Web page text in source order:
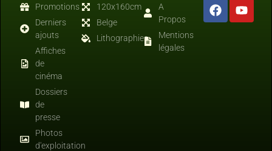
Promotions
Derniers
ajouts
Affiches
de
cinéma
Dossiers
de
presse
Photos
d'exploitation
120x160cm
Belge
Lithographies
A
Propos
Mentions
légales